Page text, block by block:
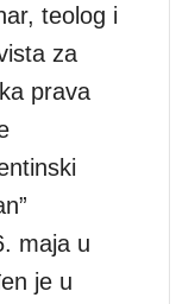
teolog i
za
prava
maja u
je u